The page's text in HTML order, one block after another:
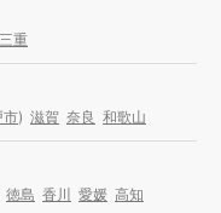
三重
市) 滋賀 奈良 和歌山
徳島 香川 愛媛 高知